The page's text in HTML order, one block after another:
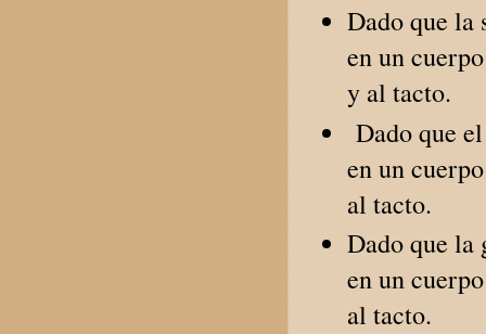
Dado que la
en un
y al tacto.
Dado que
en un
al tacto.
Dado que la
en un
al tacto.